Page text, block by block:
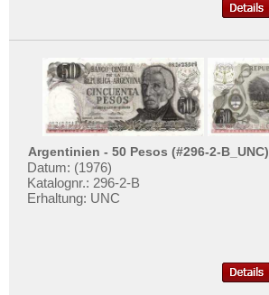
Argentinien - 50 Pesos (#296-2-B_UNC)
Datum: (1976)
Katalognr.: 296-2-B
Erhaltung: UNC